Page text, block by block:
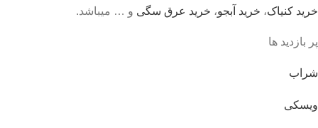
خرید کنیاک، خرید آبجو، خرید عرق سگی و … میباشد.
پر بازدید ها
شراب
ویسکی